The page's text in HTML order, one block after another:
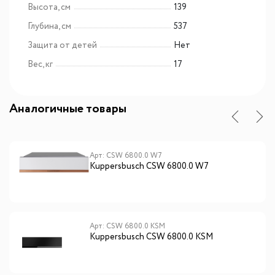
Высота, см
139
Глубина, см
537
Защита от детей
Нет
Вес, кг
17
Аналогичные товары
Арт: CSW 6800.0 W7
Kuppersbusch CSW 6800.0 W7
Арт: CSW 6800.0 KSM
Kuppersbusch CSW 6800.0 KSM